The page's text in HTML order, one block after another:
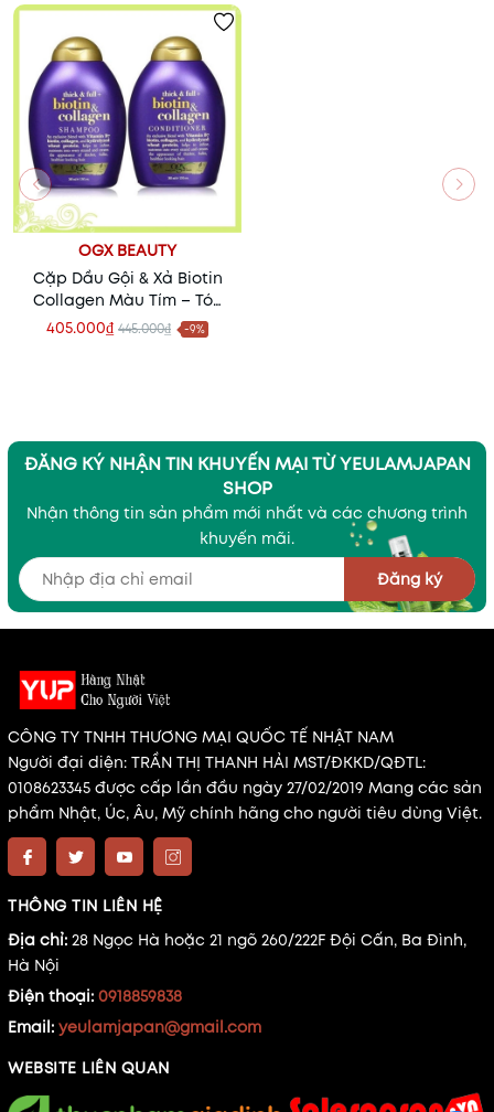
OGX BEAUTY
Cặp Dầu Gội & Xả Biotin
Collagen Màu Tím – Tóc
Dày Mượt Bồng Bềnh
405.000₫ 445.000₫ -9%
ĐĂNG KÝ NHẬN TIN KHUYẾN MẠI TỪ YEULAMJAPAN
SHOP
Nhận thông tin sản phẩm mới nhất và các chương trình
khuyến mãi.
Đăng ký
CÔNG TY TNHH THƯƠNG MẠI QUỐC TẾ NHẬT NAM
Người đại diện: TRẦN THỊ THANH HẢI MST/ĐKKD/QĐTL:
0108623345 được cấp lần đầu ngày 27/02/2019 Mang các sản
phẩm Nhật, Úc, Âu, Mỹ chính hãng cho người tiêu dùng Việt.
THÔNG TIN LIÊN HỆ
Địa chỉ: 28 Ngọc Hà hoặc 21 ngõ 260/222F Đội Cấn, Ba Đình,
Hà Nội
Điện thoại: 0918859838
Email: yeulamjapan@gmail.com
WEBSITE LIÊN QUAN